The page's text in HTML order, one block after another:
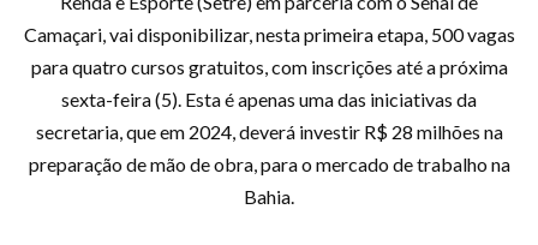
Camaçari, vai disponibilizar, nesta primeira etapa, 500 vagas
para quatro cursos gratuitos, com inscrições até a próxima
sexta-feira (5). Esta é apenas uma das iniciativas da
secretaria, que em 2024, deverá investir R$ 28 milhões na
preparação de mão de obra, para o mercado de trabalho na
Bahia.